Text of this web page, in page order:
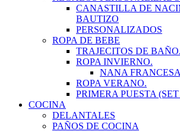
CANASTILLA DE
BAUTIZO
PERSONALIZADOS
ROPA DE BEBE
TRAJECITOS DE BAÑO.
ROPA INVIERNO.
NANA FRANCESA
ROPA VERANO.
PRIMERA PUESTA
COCINA
DELANTALES
PAÑOS DE COCINA